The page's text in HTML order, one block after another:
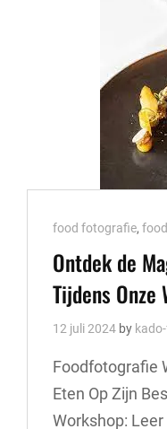
ONZE
Cat
Links
food fotografie,
Ontdek de
Tijdens Onze
12 juli 2024 by
Foodfotografie
Eten Op Zijn
Workshop: